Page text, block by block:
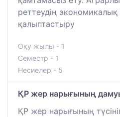
реттеудің экономикалық
қалыптастыру
Оқу жылы - 1
Семестр - 1
Несиелер - 5
ҚР жер нарығының
ҚР жер нарығының